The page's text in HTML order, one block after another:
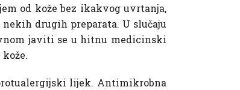
od kože bez ikakvog uvrtanja,
drugih preparata. U slučaju
javiti se u hitnu medicinski
lijek. Antimikrobna